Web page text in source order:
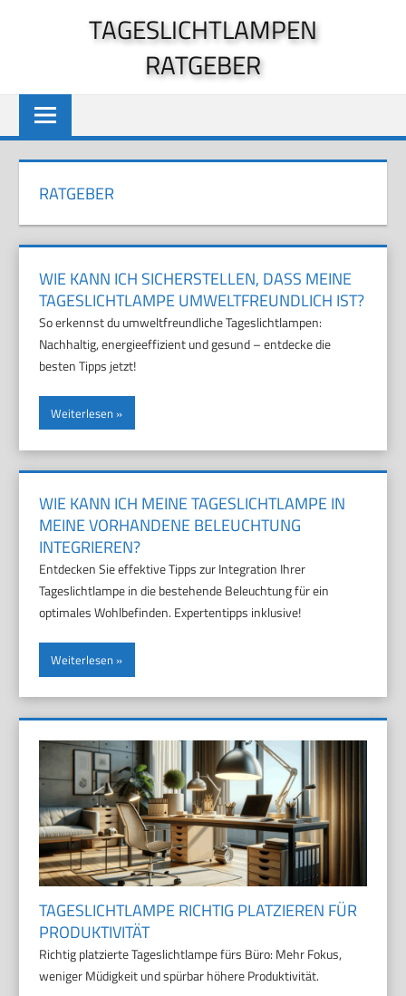
TAGESLICHTLAMPEN
RATGEBER
RATGEBER
WIE KANN ICH SICHERSTELLEN, DASS MEINE
TAGESLICHTLAMPE UMWELTFREUNDLICH IST?
So erkennst du umweltfreundliche Tageslichtlampen:
Nachhaltig, energieeffizient und gesund – entdecke die
besten Tipps jetzt!
Weiterlesen
WIE KANN ICH MEINE TAGESLICHTLAMPE IN
MEINE VORHANDENE BELEUCHTUNG
INTEGRIEREN?
Entdecken Sie effektive Tipps zur Integration Ihrer
Tageslichtlampe in die bestehende Beleuchtung für ein
optimales Wohlbefinden. Expertentipps inklusive!
Weiterlesen
TAGESLICHTLAMPE RICHTIG PLATZIEREN FÜR
PRODUKTIVITÄT
Richtig platzierte Tageslichtlampe fürs Büro: Mehr Fokus,
weniger Müdigkeit und spürbar höhere Produktivität.